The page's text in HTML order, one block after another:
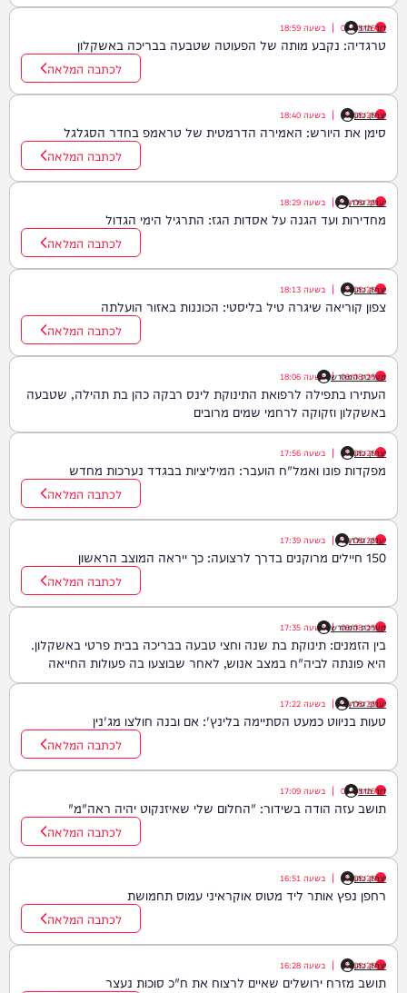
דוד חדד
06/08/26
| בשעה 18:59
טרגדיה: נקבע מותה של הפעוטה שטבעה בבריכה באשקלון
לכתבה המלאה
יצחק כהן
06/08/26
| בשעה 18:40
סימן את היורש: האמירה הדרמטית של טראמפ בחדר הסגלגל
לכתבה המלאה
יענקי גולדן
06/08/26
| בשעה 18:29
מחדירות ועד הגנה על אסדות הגז: התרגיל הימי הגדול
לכתבה המלאה
יצחק כהן
06/08/26
| בשעה 18:13
צפון קוריאה שיגרה טיל בליסטי: הכוננות באזור הועלתה
לכתבה המלאה
מערכת המחדש
06/08/26
| בשעה 18:06
העתירו בתפילה לרפואת התינוקת לינס רבקה כהן בת תהילה, שטבעה
באשקלון וזקוקה לרחמי שמים מרובים
יצחק כהן
06/08/26
| בשעה 17:56
מפקדות פונו ואמל"ח הועבר: המיליציות בבגדד נערכות מחדש
לכתבה המלאה
יענקי גולדן
06/08/26
| בשעה 17:39
150 חיילים מרוקנים בדרך לרצועה: כך ייראה המוצב הראשון
לכתבה המלאה
מערכת המחדש
06/08/26
| בשעה 17:35
בין הזמנים: תינוקת בת שנה וחצי טבעה בבריכה בבית פרטי באשקלון.
היא פונתה לביה"ח במצב אנוש, לאחר שבוצעו בה פעולות החייאה
יענקי גולדן
06/08/26
| בשעה 17:22
טעות בניווט כמעט הסתיימה בלינץ': אם ובנה חולצו מג'נין
לכתבה המלאה
דוד חדד
06/08/26
| בשעה 17:09
תושב עזה הודה בשידור: "החלום שלי שאיזנקוט יהיה ראה"מ"
לכתבה המלאה
יצחק כהן
06/08/26
| בשעה 16:51
רחפן נפץ אותר ליד מטוס אוקראיני עמוס תחמושת
לכתבה המלאה
יצחק כהן
06/08/26
| בשעה 16:28
תושב מזרח ירושלים שאיים לרצוח את ח"כ סוכות נעצר